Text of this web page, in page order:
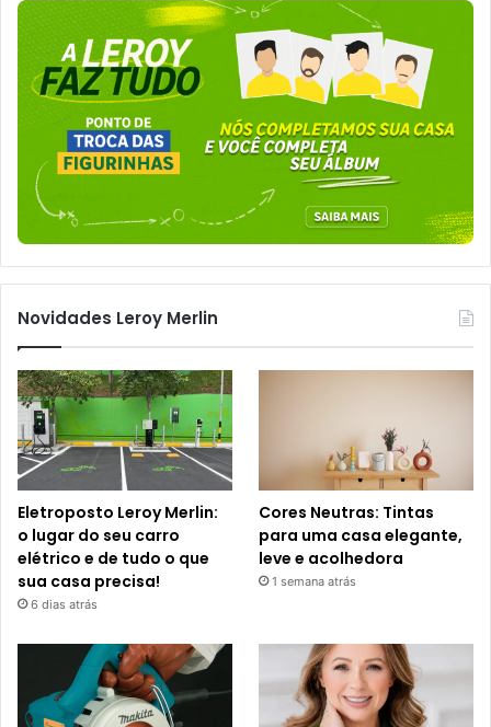
Novidades Leroy Merlin
Eletroposto Leroy Merlin:
o lugar do seu carro
elétrico e de tudo o que
sua casa precisa!
6 dias atrás
Cores Neutras: Tintas
para uma casa elegante,
leve e acolhedora
1 semana atrás